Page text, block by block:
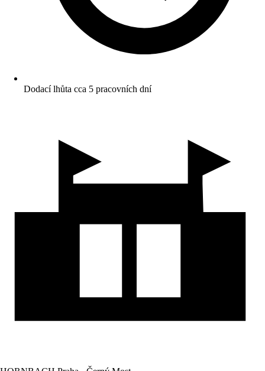
Dodací lhůta cca 5 pracovních dní